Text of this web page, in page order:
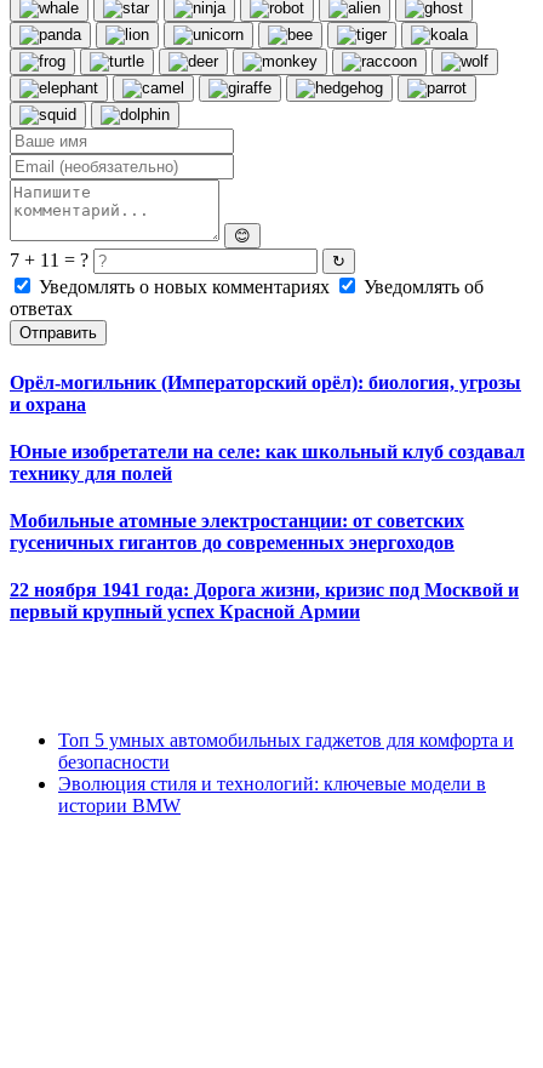
😊
7 + 11 = ? ↻
Уведомлять о новых комментариях
Уведомлять об
ответах
Отправить
Орёл-могильник (Императорский орёл): биология, угрозы
и охрана
Юные изобретатели на селе: как школьный клуб создавал
технику для полей
Мобильные атомные электростанции: от советских
гусеничных гигантов до современных энергоходов
22 ноября 1941 года: Дорога жизни, кризис под Москвой и
первый крупный успех Красной Армии
Топ 5 умных автомобильных гаджетов для комфорта и
безопасности
Эволюция стиля и технологий: ключевые модели в
истории BMW